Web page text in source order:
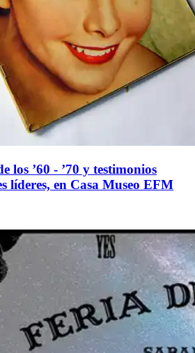
los ’60 - ’70 y testimonios
líderes, en Casa Museo EFM